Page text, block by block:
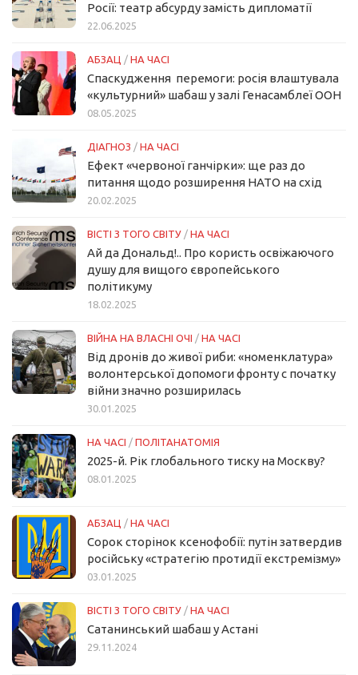
Росії: театр абсурду замість дипломатії
22.06.2025
АБЗАЦ / НА ЧАСІ
Спаскудження перемоги: росія влаштувала
«культурний» шабаш у залі Генасамблеї ООН
08.05.2025
ДІАГНОЗ / НА ЧАСІ
Ефект «червоної ганчірки»: ще раз до
питання щодо розширення НАТО на схід
20.02.2025
ВІСТІ З ТОГО СВІТУ / НА ЧАСІ
Ай да Дональд!.. Про користь освіжаючого
душу для вищого європейського
політикуму
18.02.2025
ВІЙНА НА ВЛАСНІ ОЧІ / НА ЧАСІ
Від дронів до живої риби: «номенклатура»
волонтерської допомоги фронту с початку
війни значно розширилась
30.01.2025
НА ЧАСІ / ПОЛІТАНАТОМІЯ
2025-й. Рік глобального тиску на Москву?
08.01.2025
АБЗАЦ / НА ЧАСІ
Сорок сторінок ксенофобії: путін затвердив
російську «стратегію протидії екстремізму»
03.01.2025
ВІСТІ З ТОГО СВІТУ / НА ЧАСІ
Сатанинський шабаш у Астані
29.11.2024